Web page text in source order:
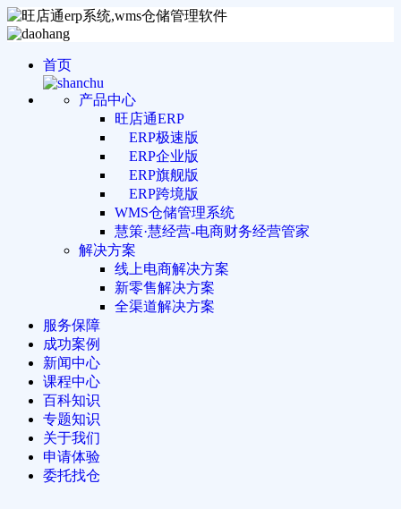
首页
产品中心
旺店通ERP
ERP极速版
ERP企业版
ERP旗舰版
ERP跨境版
WMS仓储管理系统
慧策·慧经营-电商财务经营管家
解决方案
线上电商解决方案
新零售解决方案
全渠道解决方案
服务保障
成功案例
新闻中心
课程中心
百科知识
专题知识
关于我们
申请体验
委托找仓